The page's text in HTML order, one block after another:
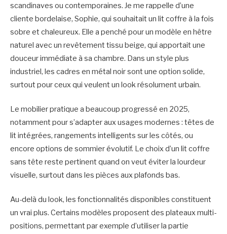
scandinaves ou contemporaines. Je me rappelle d’une
cliente bordelaise, Sophie, qui souhaitait un lit coffre à la fois
sobre et chaleureux. Elle a penché pour un modèle en hêtre
naturel avec un revêtement tissu beige, qui apportait une
douceur immédiate à sa chambre. Dans un style plus
industriel, les cadres en métal noir sont une option solide,
surtout pour ceux qui veulent un look résolument urbain.
Le mobilier pratique a beaucoup progressé en 2025,
notamment pour s’adapter aux usages modernes : têtes de
lit intégrées, rangements intelligents sur les côtés, ou
encore options de sommier évolutif. Le choix d’un lit coffre
sans tête reste pertinent quand on veut éviter la lourdeur
visuelle, surtout dans les pièces aux plafonds bas.
Au-delà du look, les fonctionnalités disponibles constituent
un vrai plus. Certains modèles proposent des plateaux multi-
positions, permettant par exemple d’utiliser la partie